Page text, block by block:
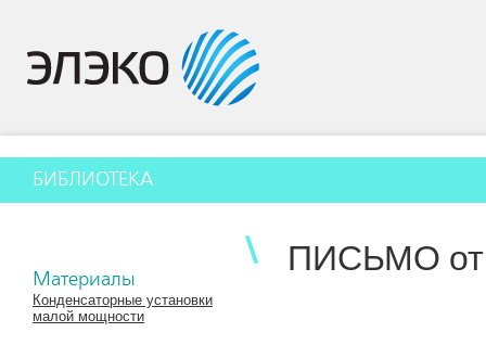
БИБЛИОТЕКА
Материалы
Конденсаторные установки
малой мощности
ПИСЬМО от